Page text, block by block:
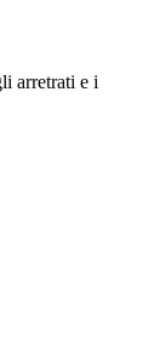
arretrati e i